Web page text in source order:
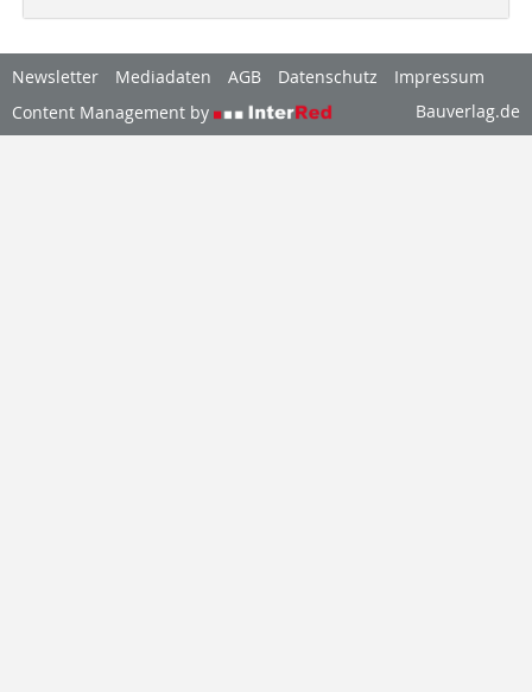
Newsletter Mediadaten AGB Datenschutz
Impressum
Content Management by
Bauverlag.de